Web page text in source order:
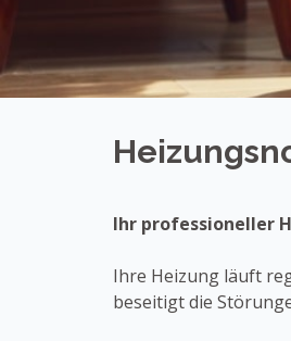
Ihr professioneller
Ihre Heizung läuft
beseitigt die